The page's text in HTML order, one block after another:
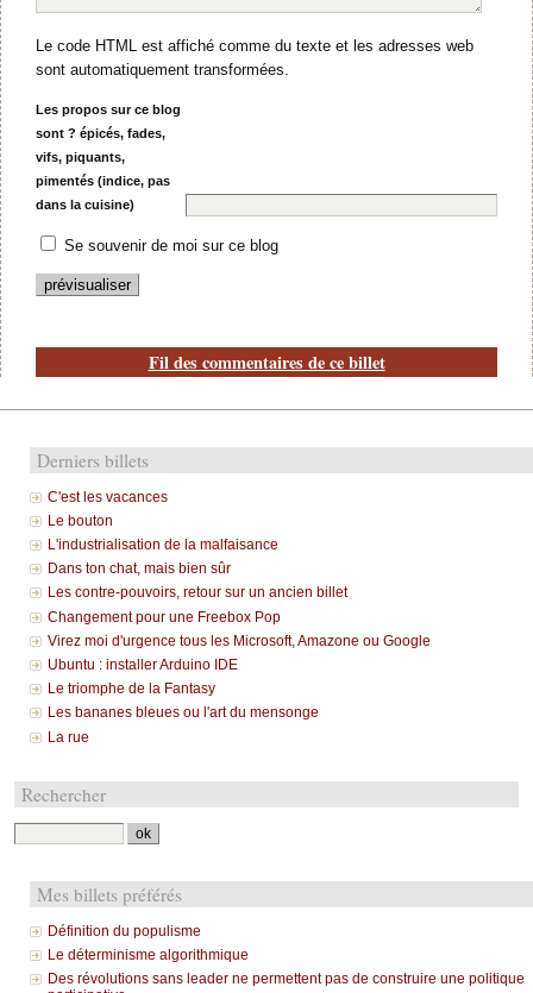
Le code HTML est affiché comme du texte et les adresses web
sont automatiquement transformées.
Les propos sur ce blog
sont ? épicés, fades,
vifs, piquants,
pimentés (indice, pas
dans la cuisine)
Se souvenir de moi sur ce blog
Fil des commentaires de ce billet
Derniers billets
C'est les vacances
Le bouton
L'industrialisation de la malfaisance
Dans ton chat, mais bien sûr
Les contre-pouvoirs, retour sur un ancien billet
Changement pour une Freebox Pop
Virez moi d'urgence tous les Microsoft, Amazone ou Google
Ubuntu : installer Arduino IDE
Le triomphe de la Fantasy
Les bananes bleues ou l'art du mensonge
La rue
Rechercher
Mes billets préférés
Définition du populisme
Le déterminisme algorithmique
Des révolutions sans leader ne permettent pas de construire une politique